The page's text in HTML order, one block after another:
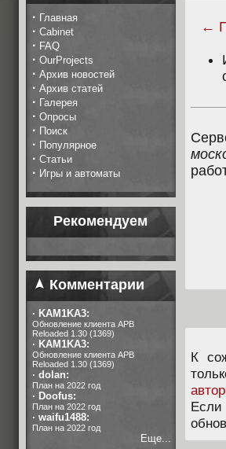
· Главная
· Cabinet
· FAQ
· OurProjects
· Архив новостей
· Архив статей
· Галерея
· Опросы
· Поиск
· Популярное
· Статьи
· Игры и автоматы
Рекомендуем
Комментарии
· KAM1KA3:
Обновление клиента APB
Reloaded 1.30 (1369)
· KAM1KA3:
Обновление клиента APB
Reloaded 1.30 (1369)
· dolan:
План на 2022 год
· Doofus:
План на 2022 год
· waifu1488:
План на 2022 год
Еще...
←
К